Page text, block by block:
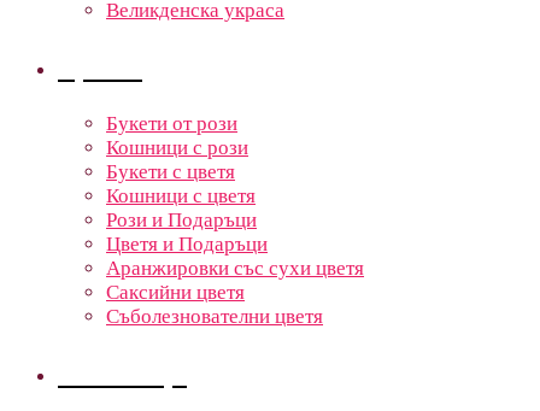
Великденска украса
Букети от рози
Кошници с рози
Букети с цветя
Кошници с цветя
Рози и Подаръци
Цветя и Подаръци
Аранжировки със сухи цветя
Саксийни цветя
Съболезнователни цветя